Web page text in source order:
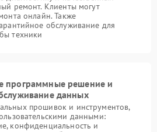
ремонт. Клиенты могут
онлайн. Также
обслуживание для
техники
программные решение и
данных
прошивок и инструментов,
данными:
конфиденциальность и